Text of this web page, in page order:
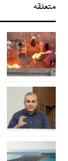
متعلقہ